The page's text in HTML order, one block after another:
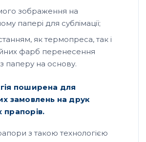
зображення на
папері для сублімації;
як термопреса, так і
фарб перенесення
паперу на основу.
поширена для
замовлень на друк
прапорів.
з такою технологією